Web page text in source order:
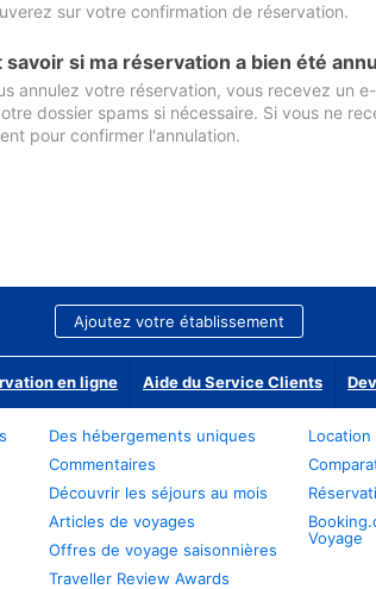
sur votre confirmation de réservation.
savoir si ma réservation a bien été
annulez votre réservation, vous recevez un
dossier spams si nécessaire. Si vous ne
pour confirmer l'annulation.
Ajoutez votre établissement
en ligne Aide du Service Clients
Des hébergements uniques
Commentaires
Découvrir les séjours au mois
Articles de voyages
Offres de voyage saisonnières
Traveller Review Awards
Voyage